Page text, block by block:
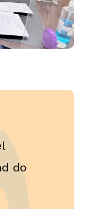
do